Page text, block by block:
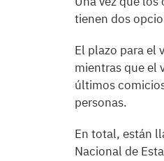
tienen dos
El plazo para el
mientras que el
últimos
personas.
En total, están
Nacional de